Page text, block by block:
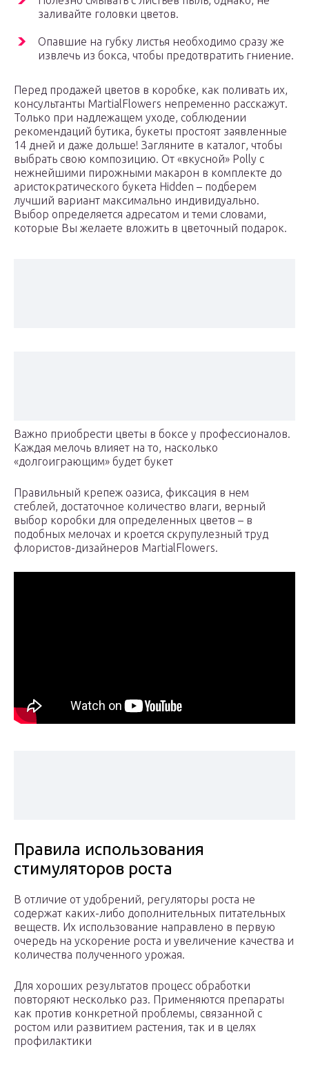
заливайте головки цветов.
Опавшие на губку листья необходимо сразу же
извлечь из бокса, чтобы предотвратить гниение.
Перед продажей цветов в коробке, как поливать их,
консультанты MartialFlowers непременно расскажут.
Только при надлежащем уходе, соблюдении
рекомендаций бутика, букеты простоят заявленные
14 дней и даже дольше! Загляните в каталог, чтобы
выбрать свою композицию. От «вкусной» Polly с
нежнейшими пирожными макарон в комплекте до
аристократического букета Hidden – подберем
лучший вариант максимально индивидуально.
Выбор определяется адресатом и теми словами,
которые Вы желаете вложить в цветочный подарок.
Важно приобрести цветы в боксе у профессионалов.
Каждая мелочь влияет на то, насколько
«долгоиграющим» будет букет
Правильный крепеж оазиса, фиксация в нем
стеблей, достаточное количество влаги, верный
выбор коробки для определенных цветов – в
подобных мелочах и кроется скрупулезный труд
флористов-дизайнеров MartialFlowers.
Правила использования
стимуляторов роста
В отличие от удобрений, регуляторы роста не
содержат каких-либо дополнительных питательных
веществ. Их использование направлено в первую
очередь на ускорение роста и увеличение качества и
количества полученного урожая.
Для хороших результатов процесс обработки
повторяют несколько раз. Применяются препараты
как против конкретной проблемы, связанной с
ростом или развитием растения, так и в целях
профилактики